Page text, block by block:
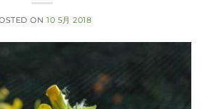
ON 10 5月 2018